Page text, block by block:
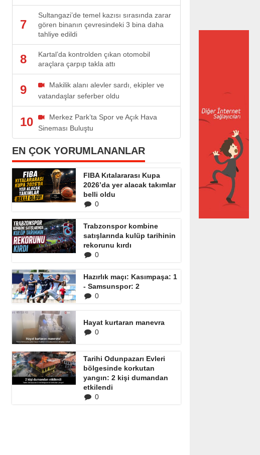
7
Sultangazi’de temel kazısı sırasında zarar
gören binanın çevresindeki 3 bina daha
tahliye edildi
8
Kartal’da kontrolden çıkan otomobil
araçlara çarpıp takla attı
9
Makilik alanı alevler sardı, ekipler ve
vatandaşlar seferber oldu
10
Merkez Park’ta Spor ve Açık Hava
Sineması Buluştu
EN ÇOK YORUMLANANLAR
FIBA Kıtalararası Kupa
2026’da yer alacak takımlar
belli oldu
0
Trabzonspor kombine
satışlarında kulüp tarihinin
rekorunu kırdı
0
Hazırlık maçı: Kasımpaşa: 1
- Samsunspor: 2
0
Hayat kurtaran manevra
0
Tarihi Odunpazarı Evleri
bölgesinde korkutan
yangın: 2 kişi dumandan
etkilendi
0